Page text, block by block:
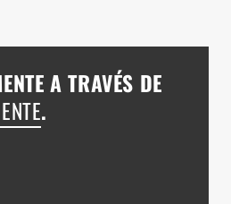
A TRAVÉS DE
.